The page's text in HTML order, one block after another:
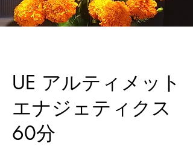
UE アルティメット
エナジェティクス
60分